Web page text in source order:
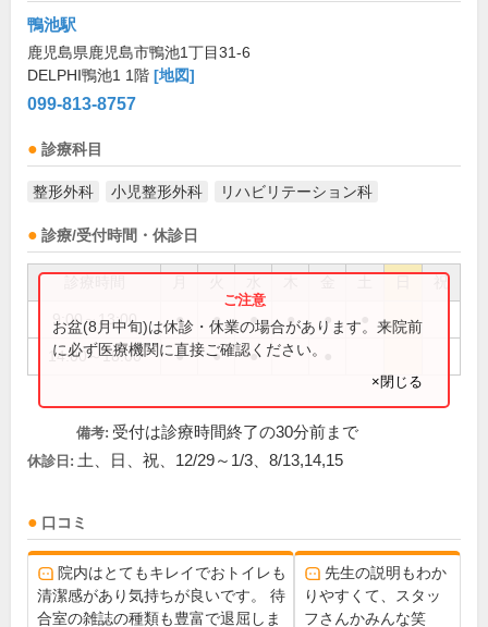
鴨池駅
鹿児島県鹿児島市鴨池1丁目31-6
DELPHI鴨池1 1階 [地図]
099-813-8757
診療科目
整形外科 小児整形外科 リハビリテーション科
診療/受付時間・休診日
祝
9:00～13:00 ● ● ● ● ●
14:00～18:00 ● ● ●
お盆(8月中旬)は休診・休業の場合があります。来院前
に必ず医療機関に直接ご確認ください。
×閉じる
備考: 受付は診療時間終了の30分前まで
休診日: 土、日、祝、12/29～1/3、8/13,14,15
口コミ
院内はとてもキレイでおトイレも
清潔感があり気持ちが良いです。 待
合室の雑誌の種類も豊富で退屈しま
先生の説明もわか
りやすくて、スタッ
フさんかみんな笑